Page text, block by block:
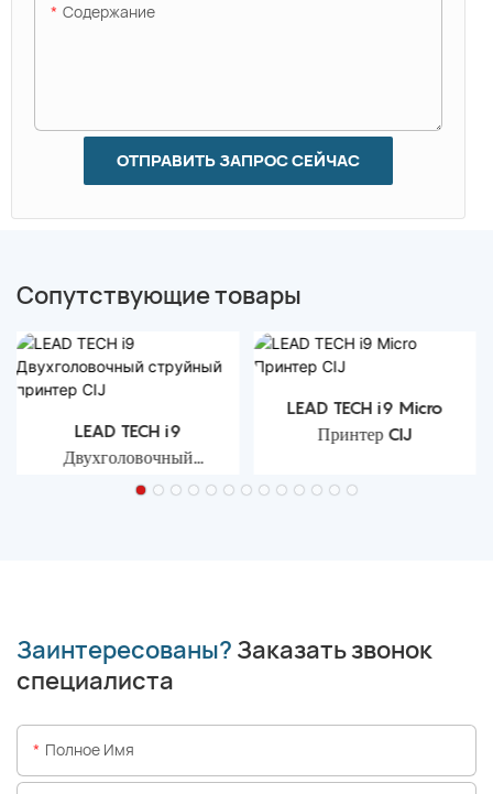
Содержание
ОТПРАВИТЬ ЗАПРОС СЕЙЧАС
Сопутствующие товары
LEAD TECH i9
Двухголовочный
струйный принтер CIJ
LEAD TECH i9 Micro
Принтер CIJ
Заинтересованы? Заказать звонок
специалиста
Полное Имя